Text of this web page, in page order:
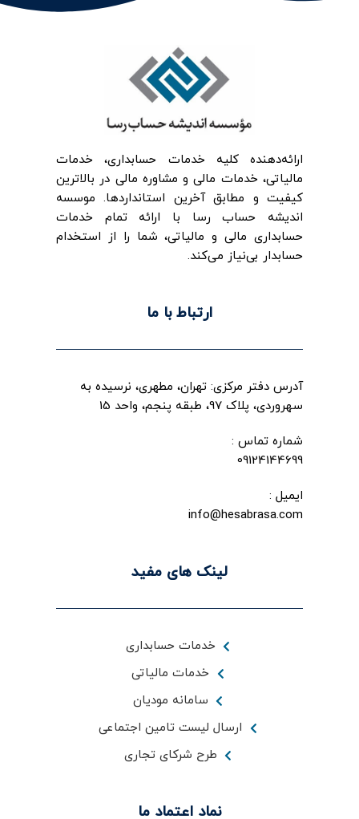
ارائه‌‌دهنده کلیه خدمات حسابداری، خدمات
مالیاتی، خدمات مالی و مشاوره مالی در بالاترین
کیفیت و مطابق آخرین استانداردها. موسسه
اندیشه حساب رسا با ارائه تمام خدمات
حسابداری مالی و مالیاتی، شما را از استخدام
حسابدار بی‌نیاز می‌کند.
ارتباط با ما
آدرس دفتر مرکزی: تهران، مطهری، نرسیده به
سهروردی، پلاک 97، طبقه پنجم، واحد 15
شماره تماس :
09124144699
ایمیل :
info@hesabrasa.com
لینک های مفید
خدمات حسابداری
خدمات مالیاتی
سامانه مودیان
ارسال لیست تامین اجتماعی
طرح شرکای تجاری
نماد اعتماد ما